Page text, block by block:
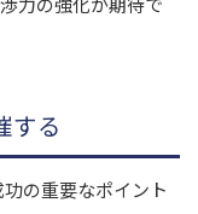
する
の重要なポイント